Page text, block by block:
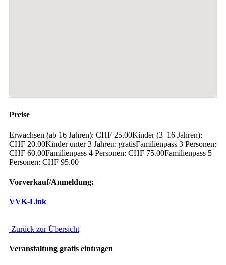
Preise
Erwachsen (ab 16 Jahren): CHF 25.00Kinder (3–16 Jahren):
CHF 20.00Kinder unter 3 Jahren: gratisFamilienpass 3 Personen:
CHF 60.00Familienpass 4 Personen: CHF 75.00Familienpass 5
Personen: CHF 95.00
Vorverkauf/Anmeldung:
VVK-Link
Zurück zur Übersicht
Veranstaltung gratis eintragen